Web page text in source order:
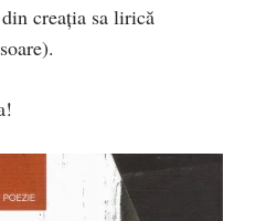
creația sa lirică